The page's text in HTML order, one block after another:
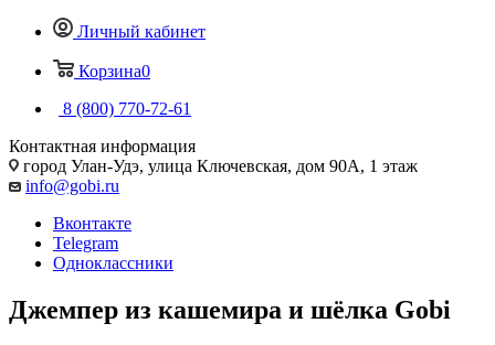
Личный кабинет
Корзина0
8 (800) 770-72-61
Контактная информация
город Улан-Удэ, улица Ключевская, дом 90А, 1 этаж
info@gobi.ru
Вконтакте
Telegram
Одноклассники
Джемпер из кашемира и шёлка Gobi